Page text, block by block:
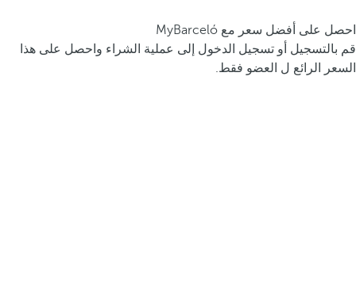
احصل على أفضل سعر مع MyBarceló
قم بالتسجيل أو تسجيل الدخول إلى عملية الشراء واحصل على هذا
السعر الرائع ل العضو فقط.